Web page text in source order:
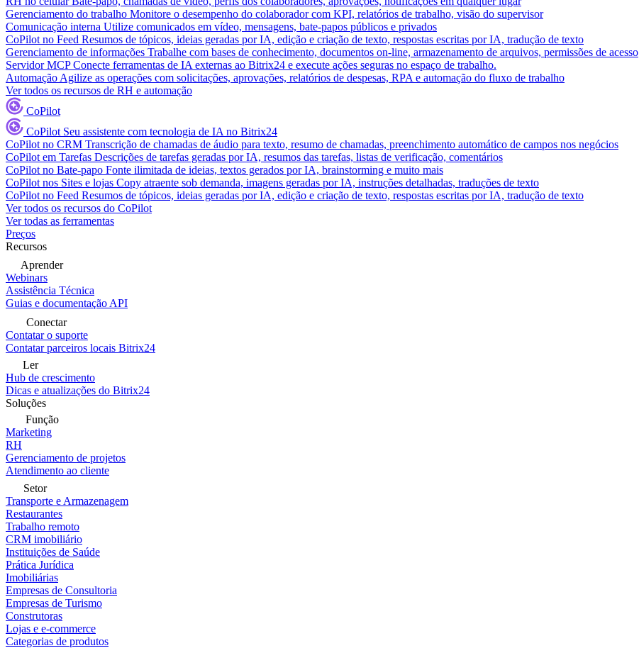
Gerenciamento do trabalho Monitore o desempenho do colaborador com KPI, relatórios de trabalho, visão do supervisor
Comunicação interna Utilize comunicados em vídeo, mensagens, bate-papos públicos e privados
CoPilot no Feed Resumos de tópicos, ideias geradas por IA, edição e criação de texto, respostas escritas por IA, tradução de texto
Gerenciamento de informações Trabalhe com bases de conhecimento, documentos on-line, armazenamento de arquivos, permissões de acesso
Servidor MCP Conecte ferramentas de IA externas ao Bitrix24 e execute ações seguras no espaço de trabalho.
Automação Agilize as operações com solicitações, aprovações, relatórios de despesas, RPA e automação do fluxo de trabalho
Ver todos os recursos de RH e automação
CoPilot
CoPilot Seu assistente com tecnologia de IA no Bitrix24
CoPilot no CRM Transcrição de chamadas de áudio para texto, resumo de chamadas, preenchimento automático de campos nos negócios
CoPilot em Tarefas Descrições de tarefas geradas por IA, resumos das tarefas, listas de verificação, comentários
CoPilot no Bate-papo Fonte ilimitada de ideias, textos gerados por IA, brainstorming e muito mais
CoPilot nos Sites e lojas Copy atraente sob demanda, imagens geradas por IA, instruções detalhadas, traduções de texto
CoPilot no Feed Resumos de tópicos, ideias geradas por IA, edição e criação de texto, respostas escritas por IA, tradução de texto
Ver todos os recursos do CoPilot
Ver todas as ferramentas
Preços
Recursos
Aprender
Webinars
Assistência Técnica
Guias e documentação API
Conectar
Contatar o suporte
Contatar parceiros locais Bitrix24
Ler
Hub de crescimento
Dicas e atualizações do Bitrix24
Soluções
Função
Marketing
RH
Gerenciamento de projetos
Atendimento ao cliente
Setor
Transporte e Armazenagem
Restaurantes
Trabalho remoto
CRM imobiliário
Instituições de Saúde
Prática Jurídica
Imobiliárias
Empresas de Consultoria
Empresas de Turismo
Construtoras
Lojas e e-commerce
Categorias de produtos